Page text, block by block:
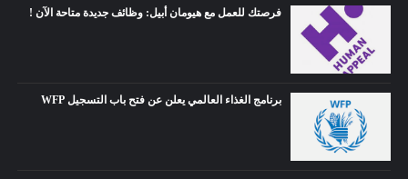
فرصتك للعمل مع هيومان أبيل: وظائف جديدة متاحة الآن !
برنامج الغذاء العالمي يعلن عن فتح باب التسجيل WFP